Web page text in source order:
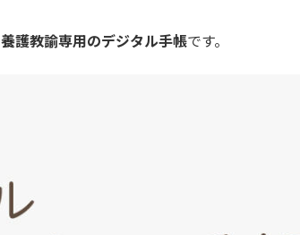
養護教諭専用のデジタル手帳です。